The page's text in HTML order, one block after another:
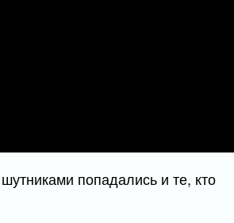
попадались и те, кто